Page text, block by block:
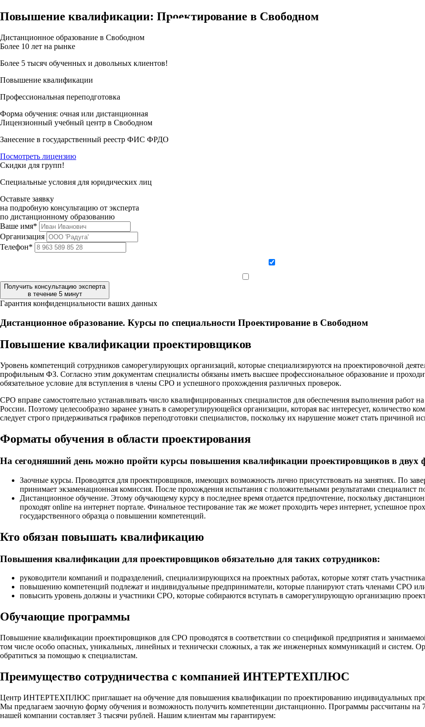
Повышение квалификации: Проектирование в Свободном
Дистанционное образование в Свободном
Более 10 лет на рынке
Более 5 тысяч обученных и довольных клиентов!
Повышение квалификации
Профессиональная переподготовка
Форма обучения: очная или дистанционная
Лицензионный учебный центр в Свободном
Занесение в государственный реестр ФИС ФРДО
Посмотреть лицензию
Скидки для групп!
Специальные условия для юридических лиц
Оставьте заявку
на подробную консультацию от эксперта
по дистанционному образованию
Ваше имя*
Организация
Телефон*
Получить консультацию эксперта
в течение 5 минут
Гарантия конфиденциальности ваших данных
Дистанционное образование. Курсы по специальности Проектирование в Свободном
Повышение квалификации проектировщиков
Уровень компетенций сотрудников саморегулирующих организаций, которые специализируются на проектировочной
профильным ФЗ. Согласно этим документам специалисты обязаны иметь высшее профессиональное образование и
обязательное условие для вступления в члены СРО и успешного прохождения различных проверок.
СРО вправе самостоятельно устанавливать число квалифицированных специалистов для обеспечения выполнения работ
России. Поэтому целесообразно заранее узнать в саморегулирующейся организации, которая вас интересует, количество
следует строго придерживаться графиков переподготовки специалистов, поскольку их нарушение может стать причиной
Форматы обучения в области проектирования
На сегодняшний день можно пройти курсы повышения квалификации проектировщиков в двух
Заочные курсы. Проводятся для проектировщиков, имеющих возможность лично присутствовать на занятиях. По
принимает экзаменационная комиссия. После прохождения испытания с положительными результатами специалист
Дистанционное обучение. Этому обучающему курсу в последнее время отдается предпочтение, поскольку
проходят online на интернет портале. Финальное тестирование так же может проходить через интернет, успешное
государственного образца о повышении компетенций.
Кто обязан повышать квалификацию
Повышения квалификации для проектировщиков обязательно для таких сотрудников:
руководители компаний и подразделений, специализирующихся на проектных работах, которые хотят стать
повышению компетенций подлежат и индивидуальные предприниматели, которые планируют стать членами СРО
повысить уровень должны и участники СРО, которые собираются вступать в саморегулирующую организацию
Обучающие программы
Повышение квалификации проектировщиков для СРО проводятся в соответствии со спецификой предприятия и
том числе особо опасных, уникальных, линейных и технически сложных, а так же инженерных коммуникаций и систем.
обратиться за помощью к специалистам.
Преимущество сотрудничества с компанией ИНТЕРТЕХПЛЮС
Центр ИНТЕРТЕХПЛЮС приглашает на обучение для повышения квалификации по проектированию индивидуальных
Мы предлагаем заочную форму обучения и возможность получить компетенции дистанционно. Программы рассчитаны
нашей компании составляет 3 тысячи рублей. Нашим клиентам мы гарантируем: